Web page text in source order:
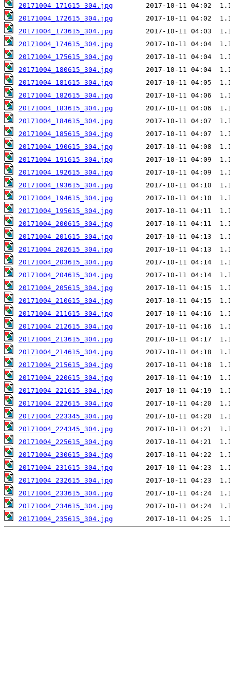
20171004_171615_304.jpg
20171004_172615_304.jpg
20171004_173615_304.jpg
20171004_174615_304.jpg
20171004_175615_304.jpg
20171004_180615_304.jpg
20171004_181615_304.jpg
20171004_182615_304.jpg
20171004_183615_304.jpg
20171004_184615_304.jpg
20171004_185615_304.jpg
20171004_190615_304.jpg
20171004_191615_304.jpg
20171004_192615_304.jpg
20171004_193615_304.jpg
20171004_194615_304.jpg
20171004_195615_304.jpg
20171004_200615_304.jpg
20171004_201615_304.jpg
20171004_202615_304.jpg
20171004_203615_304.jpg
20171004_204615_304.jpg
20171004_205615_304.jpg
20171004_210615_304.jpg
20171004_211615_304.jpg
20171004_212615_304.jpg
20171004_213615_304.jpg
20171004_214615_304.jpg
20171004_215615_304.jpg
20171004_220615_304.jpg
20171004_221615_304.jpg
20171004_222615_304.jpg
20171004_223345_304.jpg
20171004_224345_304.jpg
20171004_225615_304.jpg
20171004_230615_304.jpg
20171004_231615_304.jpg
20171004_232615_304.jpg
20171004_233615_304.jpg
20171004_234615_304.jpg
20171004_235615_304.jpg